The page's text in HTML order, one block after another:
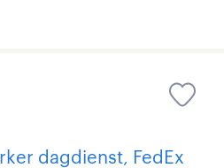
dagdienst, FedEx